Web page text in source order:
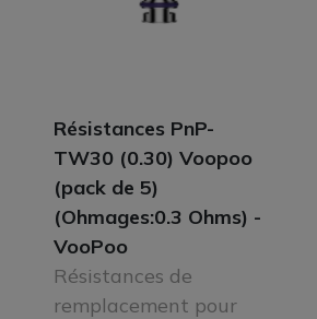
Résistances PnP-
TW30 (0.30) Voopoo
(pack de 5)
(Ohmages:0.3 Ohms) -
VooPoo
Résistances de
remplacement pour